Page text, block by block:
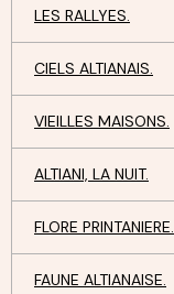
LES RALLYES.
CIELS ALTIANAIS.
VIEILLES MAISONS.
ALTIANI, LA NUIT.
FLORE PRINTANIERE.
FAUNE ALTIANAISE.